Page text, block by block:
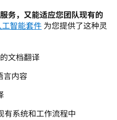
务，又能适应您团队现有的
智能套件 为您提供了这种灵
文档翻译
言内容
有系统和工作流程中